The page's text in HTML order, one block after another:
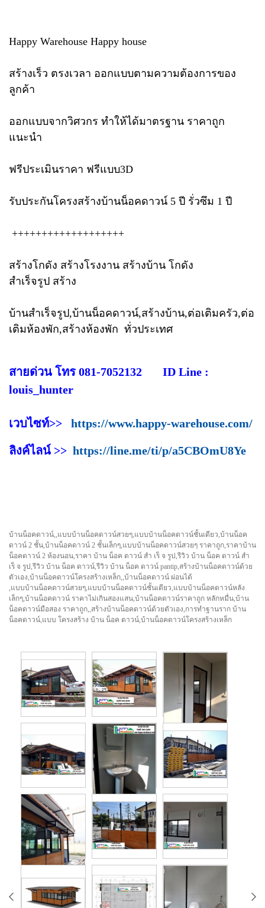
Happy Warehouse Happy house
สร้างเร็ว ตรงเวลา ออกแบบตามความต้องการของ
ลูกค้า
ออกแบบจากวิศวกร ทำให้ได้มาตรฐาน ราคาถูก
แนะนำ
ฟรีประเมินราคา ฟรีแบบ3D
รับประกันโครงสร้างบ้านน็อคดาวน์ 5 ปี รั่วซึม 1 ปี
+++++++++++++++++++
สร้างโกดัง สร้างโรงงาน สร้างบ้าน โกดัง
สำเร็จรูป สร้าง
บ้านสำเร็จรูป,บ้านน็อคดาวน์,สร้างบ้าน,ต่อเติมครัว,ต่อ
เติมห้องพัก,สร้างห้องพัก ทั่วประเทศ
สายด่วน โทร 081-7052132 ID Line :
louis_hunter
เวบไซท์>> https://www.happy-warehouse.com/
ลิงค์ไลน์ >> https://line.me/ti/p/a5CBOmU8Ye
บ้านน็อคดาวน์,,แบบบ้านน็อคดาวน์สวยๆ,แบบบ้านน็อคดาวน์ชั้นเดียว,บ้านน็อค
ดาวน์ 2 ชั้น,บ้านน็อคดาวน์ 2 ชั้นเล็กๆ,แบบบ้านน็อคดาวน์สวยๆ ราคาถูก,ราคาบ้าน
น็อคดาวน์ 2 ห้องนอน,ราคา บ้าน น็อค ดาวน์ สํา เร็ จ รูป,รีวิว บ้าน น็อค ดาวน์ สํา
เร็ จ รูป,รีวิว บ้าน น็อค ดาวน์,รีวิว บ้าน น็อค ดาวน์ pantip,สร้างบ้านน็อคดาวน์ด้วย
ตัวเอง,บ้านน็อคดาวน์โครงสร้างเหล็ก,,บ้านน็อคดาวน์ ผ่อนได้
,แบบบ้านน็อคดาวน์สวยๆ,แบบบ้านน็อคดาวน์ชั้นเดียว,แบบบ้านน็อคดาวน์หลัง
เล็กๆ,บ้านน็อคดาวน์ ราคาไม่เกินสองแสน,บ้านน็อคดาวน์ราคาถูก หลักหมื่น,บ้าน
น็อคดาวน์มือสอง ราคาถูก,,สร้างบ้านน็อคดาวน์ด้วยตัวเอง,การทำฐานราก บ้าน
น็อคดาวน์,แบบ โครงสร้าง บ้าน น็อค ดาวน์,บ้านน็อคดาวน์โครงสร้างเหล็ก